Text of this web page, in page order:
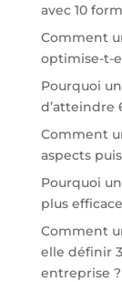
avec 10
Comment
optimise-t-
Pourquoi
d’atteindre
Comment
aspects
Pourquoi
plus
Comment
elle définir
entreprise ?